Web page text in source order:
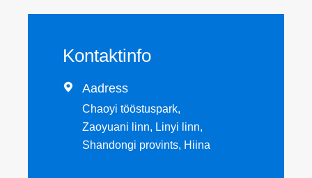
Kontaktinfo
 Aadress
Chaoyi tööstuspark,
Zaoyuani linn, Linyi linn,
Shandongi provints, Hiina